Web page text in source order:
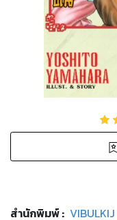
สำนักพิมพ์: VIBULKIJ